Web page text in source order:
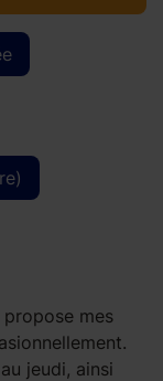
mes
jeudi, ainsi